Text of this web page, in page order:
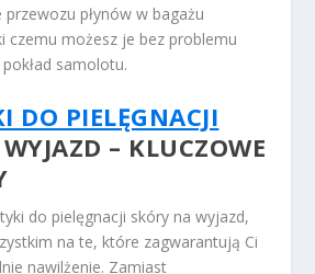
płynów w bagażu
czemu możesz je bez problemu
samolotu.
DO PIELĘGNACJI
– KLUCZOWE
do pielęgnacji skóry na wyjazd,
na te, które zagwarantują Ci
nawilżenie. Zamiast